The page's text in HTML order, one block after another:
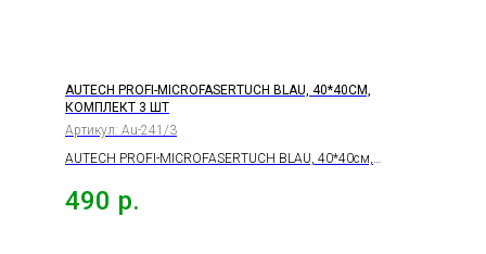
AUTECH PROFI-MICROFASERTUCH BLAU, 40*40СМ,
КОМПЛЕКТ 3 ШТ
Артикул: Au-241/3
AUTECH PROFI-MICROFASERTUCH BLAU, 40*40см,
490 р.